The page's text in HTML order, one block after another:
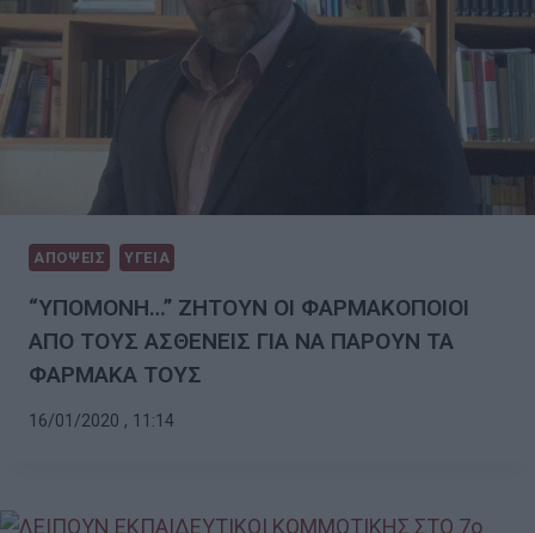
ΑΠΟΨΕΙΣ ΥΓΕΙΑ
“ΥΠΟΜΟΝΗ…” ΖΗΤΟΥΝ ΟΙ ΦΑΡΜΑΚΟΠΟΙΟΙ
ΑΠΟ ΤΟΥΣ ΑΣΘΕΝΕΙΣ ΓΙΑ ΝΑ ΠΑΡΟΥΝ ΤΑ
ΦΑΡΜΑΚΑ ΤΟΥΣ
16/01/2020 , 11:14